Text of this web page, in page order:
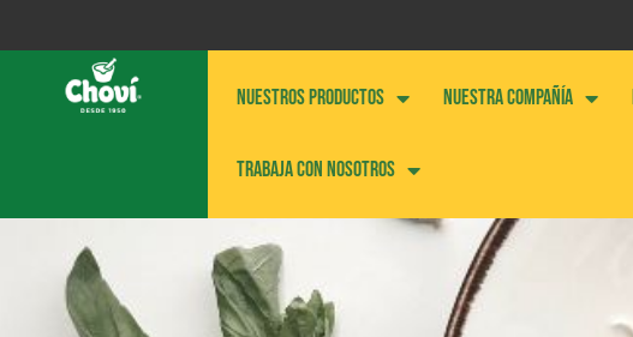
NUESTROS PRODUCTOS NUESTRA COMPAÑÍA
Trabaja con nosotros